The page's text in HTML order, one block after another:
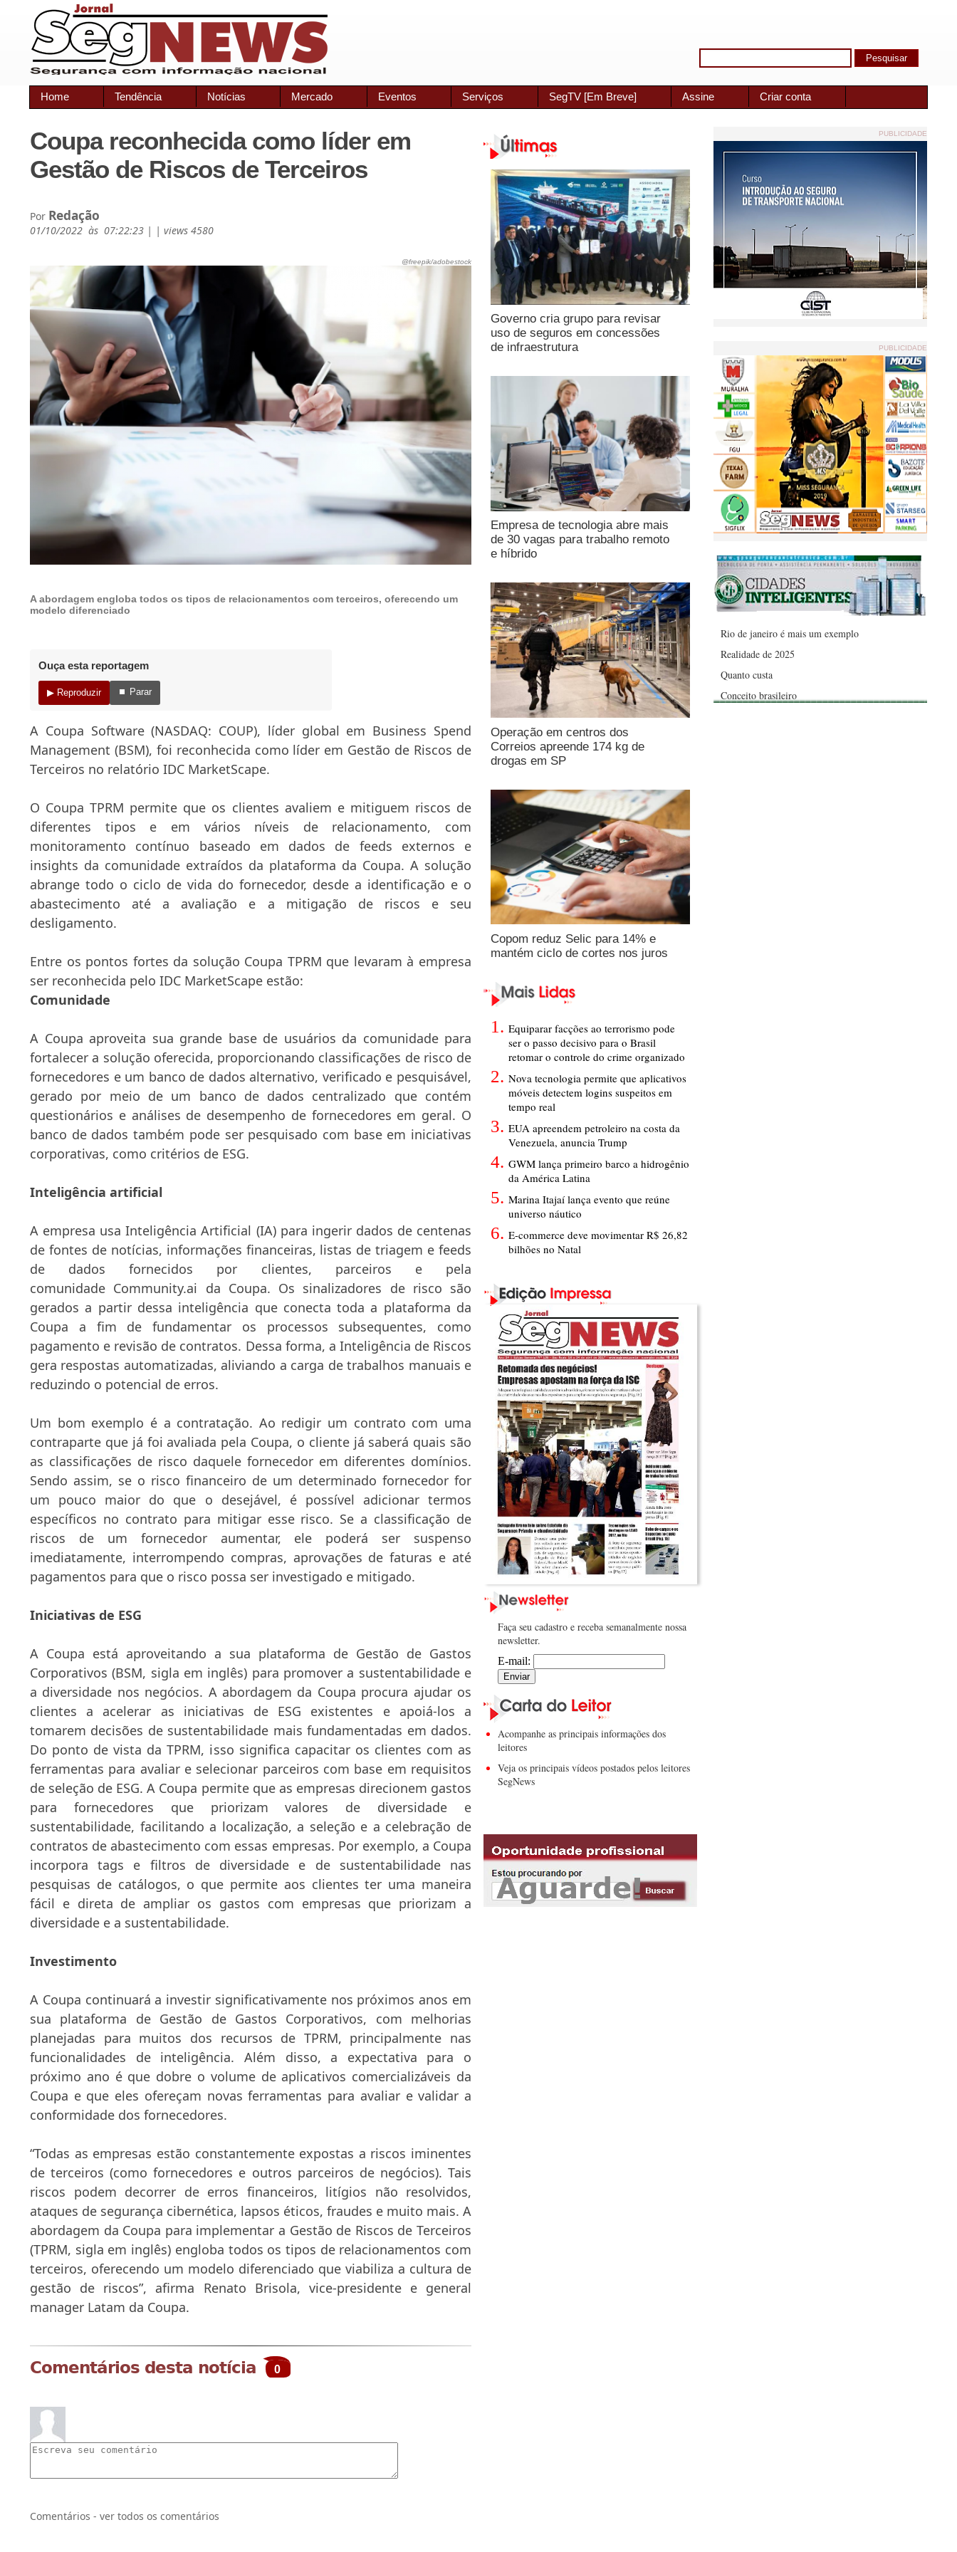
Home Tendência Notícias Mercado Eventos Serviços SegTV [Em Breve] Assine Criar conta
Coupa reconhecida como líder em
Gestão de Riscos de Terceiros
Por Redação
01/10/2022 às 07:22:23 | | views 4580
@freepik/adobestock
A abordagem engloba todos os tipos de relacionamentos com terceiros, oferecendo um
modelo diferenciado
Ouça esta reportagem
▶ Reproduzir ⏹ Parar
A Coupa Software (NASDAQ: COUP), líder global em Business Spend
Management (BSM), foi reconhecida como líder em Gestão de Riscos de
Terceiros no relatório IDC MarketScape.
O Coupa TPRM permite que os clientes avaliem e mitiguem riscos de
diferentes tipos e em vários níveis de relacionamento, com
monitoramento contínuo baseado em dados de feeds externos e
insights da comunidade extraídos da plataforma da Coupa. A solução
abrange todo o ciclo de vida do fornecedor, desde a identificação e o
abastecimento até a avaliação e a mitigação de riscos e seu
desligamento.
Entre os pontos fortes da solução Coupa TPRM que levaram à empresa
ser reconhecida pelo IDC MarketScape estão:
Comunidade
A Coupa aproveita sua grande base de usuários da comunidade para
fortalecer a solução oferecida, proporcionando classificações de risco de
fornecedores e um banco de dados alternativo, verificado e pesquisável,
gerado por meio de um banco de dados centralizado que contém
questionários e análises de desempenho de fornecedores em geral. O
banco de dados também pode ser pesquisado com base em iniciativas
corporativas, como critérios de ESG.
Inteligência artificial
A empresa usa Inteligência Artificial (IA) para ingerir dados de centenas
de fontes de notícias, informações financeiras, listas de triagem e feeds
de dados fornecidos por clientes, parceiros e pela
comunidade Community.ai da Coupa. Os sinalizadores de risco são
gerados a partir dessa inteligência que conecta toda a plataforma da
Coupa a fim de fundamentar os processos subsequentes, como
pagamento e revisão de contratos. Dessa forma, a Inteligência de Riscos
gera respostas automatizadas, aliviando a carga de trabalhos manuais e
reduzindo o potencial de erros.
Um bom exemplo é a contratação. Ao redigir um contrato com uma
contraparte que já foi avaliada pela Coupa, o cliente já saberá quais são
as classificações de risco daquele fornecedor em diferentes domínios.
Sendo assim, se o risco financeiro de um determinado fornecedor for
um pouco maior do que o desejável, é possível adicionar termos
específicos no contrato para mitigar esse risco. Se a classificação de
riscos de um fornecedor aumentar, ele poderá ser suspenso
imediatamente, interrompendo compras, aprovações de faturas e até
pagamentos para que o risco possa ser investigado e mitigado.
Iniciativas de ESG
A Coupa está aproveitando a sua plataforma de Gestão de Gastos
Corporativos (BSM, sigla em inglês) para promover a sustentabilidade e
a diversidade nos negócios. A abordagem da Coupa procura ajudar os
clientes a acelerar as iniciativas de ESG existentes e apoiá-los a
tomarem decisões de sustentabilidade mais fundamentadas em dados.
Do ponto de vista da TPRM, isso significa capacitar os clientes com as
ferramentas para avaliar e selecionar parceiros com base em requisitos
de seleção de ESG. A Coupa permite que as empresas direcionem gastos
para fornecedores que priorizam valores de diversidade e
sustentabilidade, facilitando a localização, a seleção e a celebração de
contratos de abastecimento com essas empresas. Por exemplo, a Coupa
incorpora tags e filtros de diversidade e de sustentabilidade nas
pesquisas de catálogos, o que permite aos clientes ter uma maneira
fácil e direta de ampliar os gastos com empresas que priorizam a
diversidade e a sustentabilidade.
Investimento
A Coupa continuará a investir significativamente nos próximos anos em
sua plataforma de Gestão de Gastos Corporativos, com melhorias
planejadas para muitos dos recursos de TPRM, principalmente nas
funcionalidades de inteligência. Além disso, a expectativa para o
próximo ano é que dobre o volume de aplicativos comercializáveis da
Coupa e que eles ofereçam novas ferramentas para avaliar e validar a
conformidade dos fornecedores.
“Todas as empresas estão constantemente expostas a riscos iminentes
de terceiros (como fornecedores e outros parceiros de negócios). Tais
riscos podem decorrer de erros financeiros, litígios não resolvidos,
ataques de segurança cibernética, lapsos éticos, fraudes e muito mais. A
abordagem da Coupa para implementar a Gestão de Riscos de Terceiros
(TPRM, sigla em inglês) engloba todos os tipos de relacionamentos com
terceiros, oferecendo um modelo diferenciado que viabiliza a cultura de
gestão de riscos”, afirma Renato Brisola, vice-presidente e general
manager Latam da Coupa.
Comentários desta notícia 0
Comentários - ver todos os comentários
Governo cria grupo para revisar
uso de seguros em concessões
de infraestrutura
Empresa de tecnologia abre mais
de 30 vagas para trabalho remoto
e híbrido
Operação em centros dos
Correios apreende 174 kg de
drogas em SP
Copom reduz Selic para 14% e
mantém ciclo de cortes nos juros
Equiparar facções ao terrorismo pode
ser o passo decisivo para o Brasil
retomar o controle do crime organizado
Nova tecnologia permite que aplicativos
móveis detectem logins suspeitos em
tempo real
EUA apreendem petroleiro na costa da
Venezuela, anuncia Trump
GWM lança primeiro barco a hidrogênio
da América Latina
Marina Itajaí lança evento que reúne
universo náutico
E-commerce deve movimentar R$ 26,82
bilhões no Natal
Faça seu cadastro e receba semanalmente nossa
newsletter.
E-mail:
Acompanhe as principais informações dos
leitores
Veja os principais vídeos postados pelos leitores
SegNews
PUBLICIDADE
PUBLICIDADE
Rio de janeiro é mais um exemplo
Realidade de 2025
Quanto custa
Conceito brasileiro